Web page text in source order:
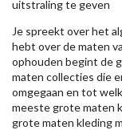
uitstraling te geven
Je spreekt over het
hebt over de maten
ophouden begint de
maten collecties die
omgegaan en tot
meeste grote maten
grote maten kleding